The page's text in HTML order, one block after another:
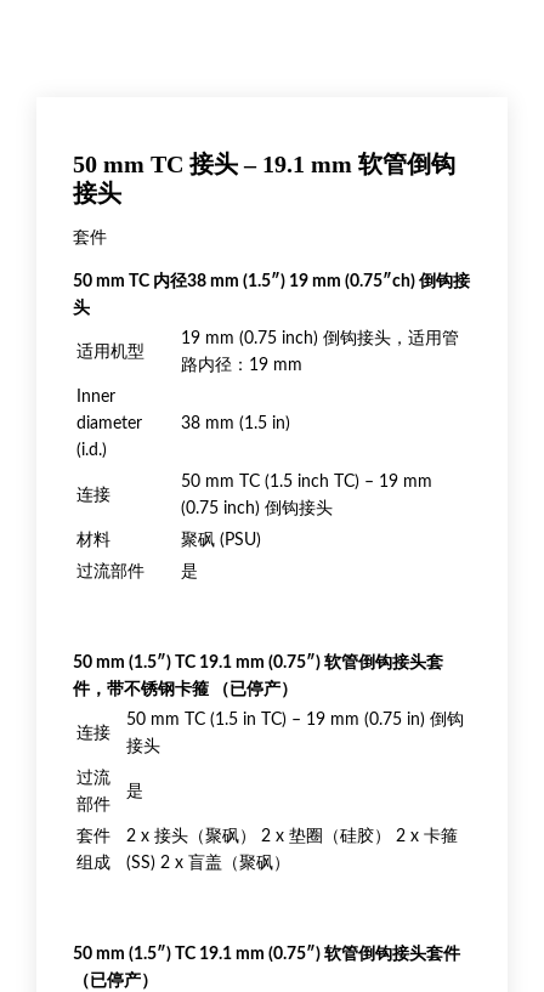
50 mm TC 接头 – 19.1 mm 软管倒钩
接头
套件
50 mm TC 内径38 mm (1.5″) 19 mm (0.75″ch) 倒钩接
头
适用机型
19 mm (0.75 inch) 倒钩接头，适用管
路内径：19 mm
Inner
diameter
(i.d.)
38 mm (1.5 in)
连接
50 mm TC (1.5 inch TC) – 19 mm
(0.75 inch) 倒钩接头
材料
聚砜 (PSU)
过流部件
是
50 mm (1.5″) TC 19.1 mm (0.75″) 软管倒钩接头套
件，带不锈钢卡箍 （已停产）
连接
50 mm TC (1.5 in TC) – 19 mm (0.75 in) 倒钩
接头
过流
部件
是
套件
组成
2 x 接头（聚砜） 2 x 垫圈（硅胶） 2 x 卡箍
(SS) 2 x 盲盖（聚砜）
50 mm (1.5″) TC 19.1 mm (0.75″) 软管倒钩接头套件
（已停产）